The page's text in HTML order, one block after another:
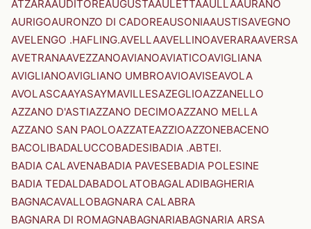
ATZARAAUDITOREAUGUSTAAULETTAAULLAAURANO
AURIGOAURONZO DI CADOREAUSONIAAUSTISAVEGNO
AVELENGO .HAFLING.AVELLAAVELLINOAVERARAAVERSA
AVETRANAAVEZZANOAVIANOAVIATICOAVIGLIANA
AVIGLIANOAVIGLIANO UMBROAVIOAVISEAVOLA
AVOLASCAAYASAYMAVILLESAZEGLIOAZZANELLO
AZZANO D'ASTIAZZANO DECIMOAZZANO MELLA
AZZANO SAN PAOLOAZZATEAZZIOAZZONEBACENO
BACOLIBADALUCCOBADESIBADIA .ABTEI.
BADIA CALAVENABADIA PAVESEBADIA POLESINE
BADIA TEDALDABADOLATOBAGALADIBAGHERIA
BAGNACAVALLOBAGNARA CALABRA
BAGNARA DI ROMAGNABAGNARIABAGNARIA ARSA